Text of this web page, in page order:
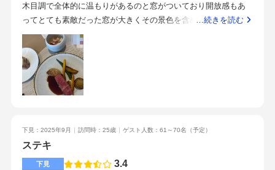
としては、・ゲストの楽しみでもあるお料理を1番高いグレード
にしたこと・ウェディングケーキもフルーツを沢山乗せ、ケー
キを乗せる台もオプションで付けました・ドレスは金額では無
く自分が着たいものを選びました・チャペル自体が素敵なた
め、挙式会場の装花は省きました。シンプルな美しさが際立ち
良かったと思います。・引き出物の内容を調整しました。その
分、持って帰って頂くものとして、披露宴会場の会場装花をお
でしたし、後日お家に飾ったよといったメッセージもあり嬉し
かったです。・ペーパーアイテム(招待状やプロフィールブッ
ク、メニュー表等)は基本的に手作りしました。席札のみ、特典
性ということで安心感があります。・目黒駅から徒歩5分以内の
アクセスの良さ・申込時から式当日までのプランナー一貫性・
会場貸し切り・アットホームな雰囲気・設備が新しい広くはな
いため、小規模〜中規模での結婚式向けかなと思います。質問
すると丁寧に答えてくださるので、確認したいことや気になる
ことは初回から相談しやすかったです。持ち込みたい物など、
希望がある方はどこまで可能かを確認するといいかと思いま
く対応してくださるので、楽しく結婚式準備ができています！
木目調で全体的に温もりがあるのと窓がついており開放感もあ
ってとても素敵だった窓が大きくその景色を含めてとても素敵
な空間だった正直少し高い印象はあったがそれよりも他のサー
ビスや式場の方の対応が良かったとても美味しくシェフも素敵
な方だった駅から徒歩1分くらいでアクセスが良いため遠方の方
も呼びやすい周りに高いビルがないので景色が良いプランナー
さんで決めたと言っても過言ではないくらい素敵なプランナー
に大きな建物がないのでロケーションがいい・見積もりを出し
ていただく際は多めに見積もってもらった方が良い・プランナ
ーさん重視のかたはおすすめ・新しくできた式場・プランナー
…続きを読む
下見：2025年9月 訪問時：25歳 ゲスト人数：61～70名 （予定）
ステキ
下見 3.4